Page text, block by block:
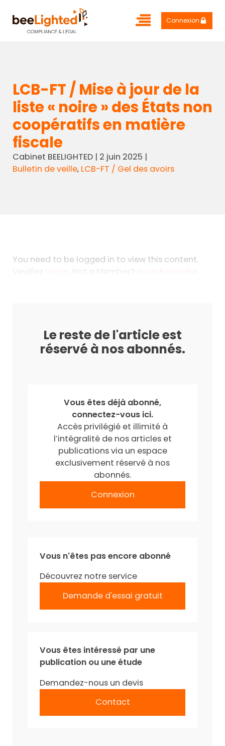
Connexion
LCB-FT / Mise à jour de la
liste « noire » des États non
coopératifs en matière
fiscale
Cabinet BEELIGHTED| 2 juin 2025 |
Bulletin de veille, LCB-FT / Gel des avoirs
You need to be logged in to view this content.
Veuillez
. Not a Member?
Le reste de l'article est
réservé à nos abonnés.
Vous êtes déjà abonné,
connectez-vous ici.
Accès privilégié et illimité à
l’intégralité de nos articles et
publications via un espace
exclusivement réservé à nos
abonnés.
Connexion
Vous n'êtes pas encore abonné
Découvrez notre service
Demande d'essai gratuit
Vous êtes intéressé par une
publication ou une étude
Demandez-nous un devis
Contact